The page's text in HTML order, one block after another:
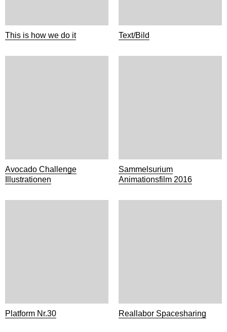
This is how we do it Text/Bild
Avocado Challenge
Illustrationen
Sammelsurium
Animationsfilm 2016
Platform Nr.30 Reallabor Spacesharing